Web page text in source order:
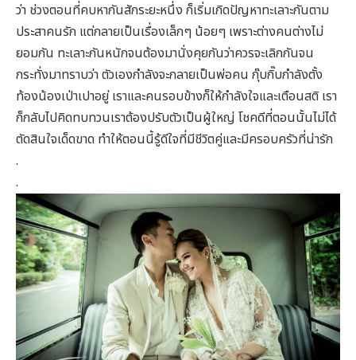
ว่า ช่วงตอนที่คบหากันสักระยะหนึ่ง ก็เริ่มเกิดปัญหาทะเลาะกันตาม
ประสาคนรัก แต่กลายเป็นเรื่องเล็กๆ น้อยๆ เพราะต่างคนต่างไม่
ยอมกัน ทะเลาะกันหนักจนต้องมานั่งคุยกันว่าควรจะเลิกกันจน
กระทั่งมาทราบว่า ตัวเองกำลังจะกลายเป็นพ่อคน กุ๊บกิ๊บกำลังตั้ง
ท้องน้องเป่าเปาอยู่ เราและคนรอบข้างก็ให้กำลังใจและเตือนสติ เรา
ก็กลับไปคิดทบทวนเราต้องปรับตัวเป็นผู้ใหญ่ โชคดีที่ตอนนั้นไม่ได้
ตัดสินใจเด็ดขาด ทำให้ตอนนี้รู้ดีใจที่มีชีวิตคู่และมีครอบครัวที่น่ารัก
.
.